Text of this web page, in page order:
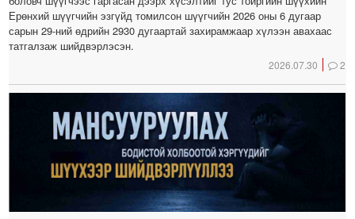
Ерөнхий шүүгчийн эзгүйд томилсон шүүгчийн 2026 оны 6 дугаар
сарын 29-ний өдрийн 2930 дугаартай захирамжаар хүлээн авахаас
татгалзаж шийдвэрлэсэн.
2026.07.30 2